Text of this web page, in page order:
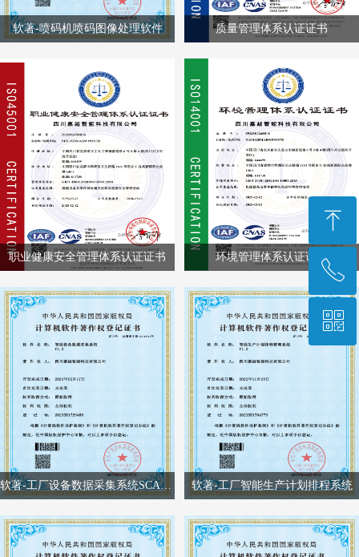
软著-喷码机喷码图像处理软件 质量管理体系认证证书
职业健康安全管理体系认证证书 环境管理体系认证证书
软著-工厂设备数据采集系统SCADA 软著-工厂智能生产计划排程系统
ꁸ
回到顶部
ꂅ
028-85223948
ꀥ